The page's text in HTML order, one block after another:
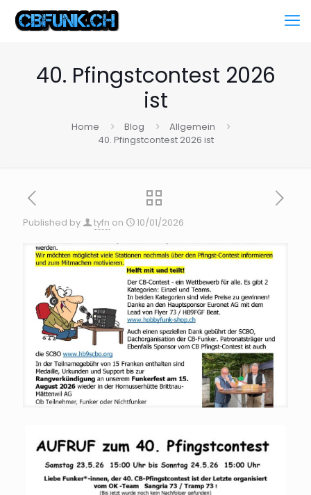
40. Pfingstcontest 2026
ist
Home Blog
Allgemein
40. Pfingstcontest 2026 ist
Published by tyfn on 10/01/2026